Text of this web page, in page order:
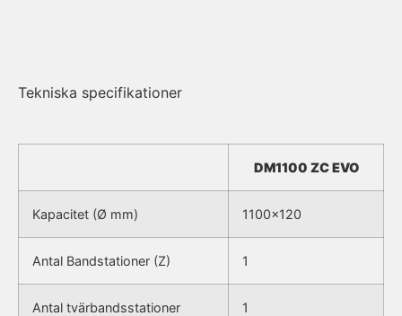
Tekniska specifikationer
DM1100 ZC EVO
Kapacitet (Ø mm) 1100×120
Antal Bandstationer (Z) 1
Antal tvärbandsstationer 1